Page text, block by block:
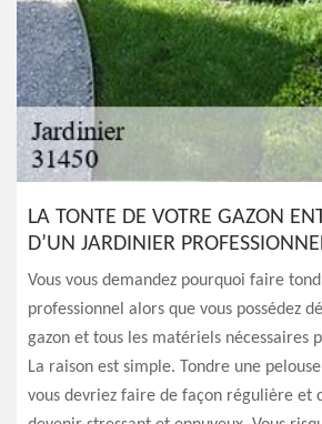
LA TONTE DE VOTRE GAZON
D’UN JARDINIER
Vous vous demandez pourquoi faire
professionnel alors que vous possédez
gazon et tous les matériels nécessaires
La raison est simple. Tondre une
vous devriez faire de façon régulière et